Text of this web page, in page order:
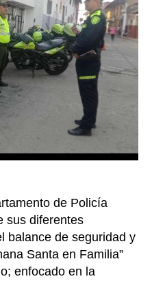
en
dejó
de Policía
sus diferentes
balance de seguridad y
Santa en Familia”
enfocado en la